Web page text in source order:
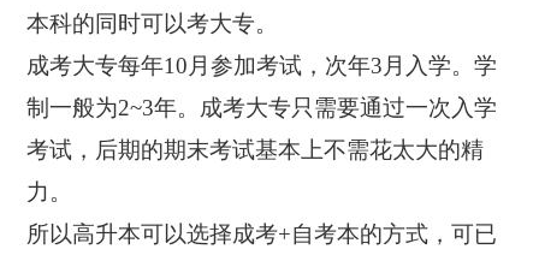
本科的同时可以考大专。
成考大专每年10月参加考试，次年3月入学。学
制一般为2~3年。成考大专只需要通过一次入学
考试，后期的期末考试基本上不需花太大的精
力。
所以高升本可以选择成考+自考本的方式，可已